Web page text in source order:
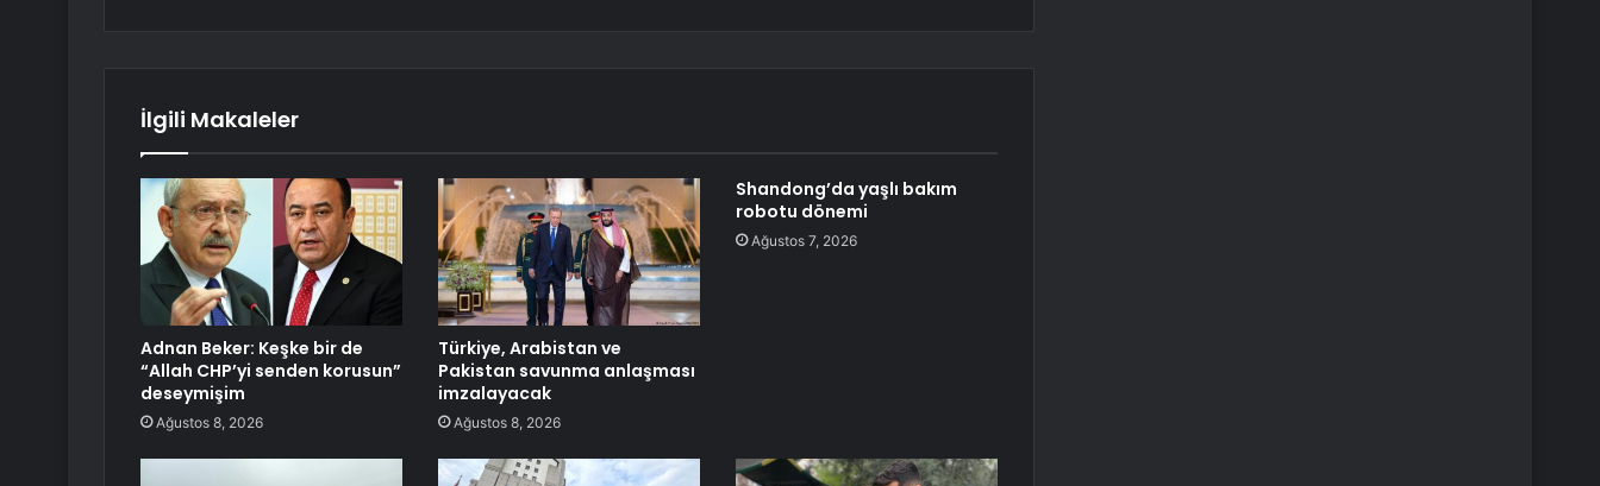
İlgili Makaleler
Adnan Beker: Keşke bir de
“Allah CHP’yi senden korusun”
deseymişim
Ağustos 8, 2026
Türkiye, Arabistan ve
Pakistan savunma anlaşması
imzalayacak
Ağustos 8, 2026
Shandong’da yaşlı bakım
robotu dönemi
Ağustos 7, 2026